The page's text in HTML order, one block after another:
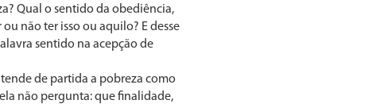
Qual o sentido da obe­diência,
não ter isso ou aquilo? E desse
sentido na acepção de
de partida a pobreza como
não per­gunta: que finalidade,